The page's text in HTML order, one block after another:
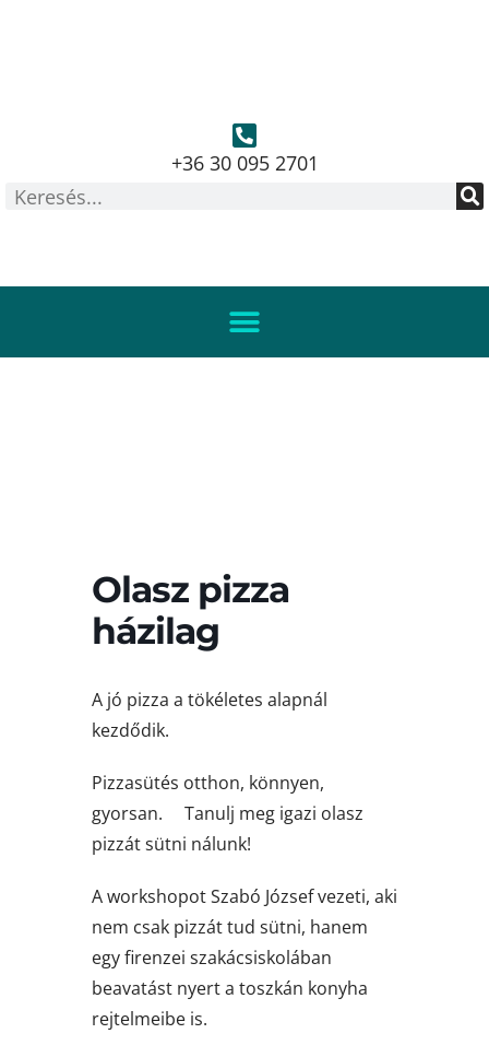
+36 30 095 2701
Olasz pizza
házilag
A jó pizza a tökéletes alapnál
kezdődik.
Pizzasütés otthon, könnyen,
gyorsan.
Tanulj meg igazi olasz
pizzát sütni nálunk!
A workshopot Szabó József vezeti, aki
nem csak pizzát tud sütni, hanem
egy firenzei szakácsiskolában
beavatást nyert a toszkán konyha
rejtelmeibe is.